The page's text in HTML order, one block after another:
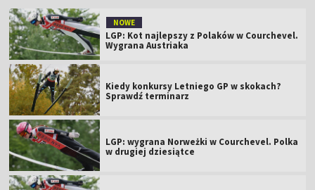
NOWE
LGP: Kot najlepszy z Polaków w Courchevel.
Wygrana Austriaka
Kiedy konkursy Letniego GP w skokach?
Sprawdź terminarz
LGP: wygrana Norweżki w Courchevel. Polka
w drugiej dziesiątce